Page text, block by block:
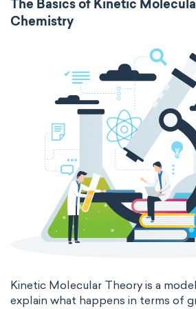
intensive
properties
periodic table compound
homogeneous mixture
heterogeneous mixture
Molecular biochemistry
Medicinal chemistry
Organometallic chemistry
Physical organic chemistry
Click chemistry
Cluster chemistry Materials
Astrochemistry
The Basics of Kinetic
Chemistry
Kinetic Molecular Theory is a
explain what happens in terms of